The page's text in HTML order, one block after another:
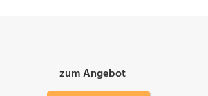
zum Angebot